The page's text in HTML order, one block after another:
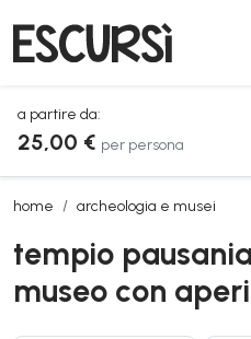
a partire da:
25,00 € per persona
home archeologia e musei
tempio pausania: visita il parco
tempio
museo con